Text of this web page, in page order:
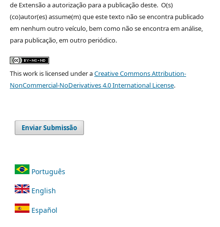
de Extensão a autorização para a publicação deste. O(s)
(co)autor(es) assume(m) que este texto não se encontra publicado
em nenhum outro veículo, bem como não se encontra em análise,
para publicação, em outro periódico.
This work is licensed under aCreative Commons Attribution-
NonCommercial-NoDerivatives 4.0 International License.
Enviar Submissão
Português
English
Español